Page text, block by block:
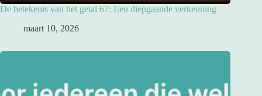
De betekenis van het getal 67: Een diepgaande verkenning
maart 10, 2026